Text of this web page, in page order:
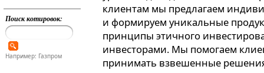
Поиск котировок:
Например: Газпром
клиентам мы предлагаем
и формируем уникальные
принципы этичного
инвесторами. Мы помогаем
принимать взвешенные